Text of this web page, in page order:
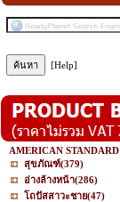
[Help]
AMERICAN STANDARD
สุขภัณฑ์(379)
อ่างล้างหน้า(286)
โถปัสสาวะชาย(47)